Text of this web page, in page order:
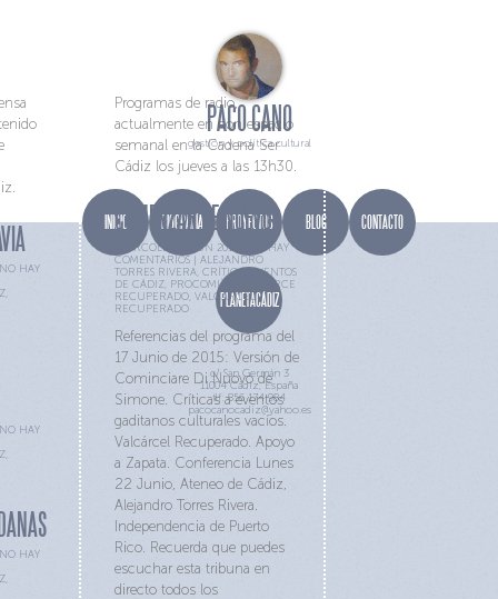
PACO CANO
gestión y política cultural
INICIO BIOGRAFÍA PROYECTOS BLOG CONTACTO
PLANETACÁDIZ
c/ San Germán 3
11004 Cádiz, España
tlf: 856 174 984
pacocanocadiz@yahoo.es
NO HAY
NO HAY
NO HAY
Programas de radio,
actualmente en con espacio
semanal en la Cadena Ser
Cádiz los jueves a las 13h30.
COMENZAR DE NUEVO
MIÉRCOLES 17 JUN 2015 |
NO HAY
COMENTARIOS | ALEJANDRO
TORRES RIVERA CRÍTICA, EVENTOS
DE CÁDIZ PROCOMÚN
VALCARCE
RECUPERADO VALCÁRCEL
RECUPERADO
Referencias del programa del
17 Junio de 2015: Versión de
Cominciare Di Nuovo de
Simone. Críticas a eventos
gaditanos culturales vacíos.
Valcárcel Recuperado. Apoyo
a Zapata. Conferencia Lunes
22 Junio, Ateneo de Cádiz,
Alejandro Torres Rivera.
Independencia de Puerto
Rico. Recuerda que puedes
escuchar esta tribuna en
directo todos los